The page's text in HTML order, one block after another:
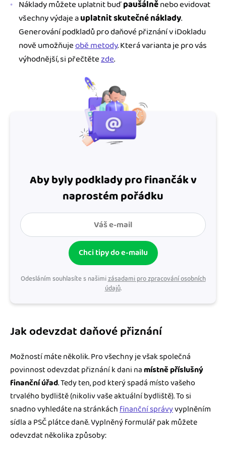
Náklady můžete uplatnit buďpaušálněnebo evidovat
všechny výdaje auplatnit skutečné náklady.
Generování podkladů pro daňové přiznání v iDokladu
nově umožňujeobě metody. Která varianta je pro vás
výhodnější, si přečtětezde.
Aby byly podklady pro finančák v
naprostém pořádku
Chci tipy do e-mailu
Odesláním souhlasíte s našimizásadami pro zpracování osobních
údajů.
Jak odevzdat daňové přiznání
Možností máte několik. Pro všechny je však společná
povinnost odevzdat přiznání k dani namístně příslušný
finanční úřad. Tedy ten, pod který spadá místo vašeho
trvalého bydliště (nikoliv vaše aktuální bydliště). To si
snadno vyhledáte na stránkáchfinanční správyvyplněním
sídla a PSČ plátce daně. Vyplněný formulář pak můžete
odevzdat několika způsoby: